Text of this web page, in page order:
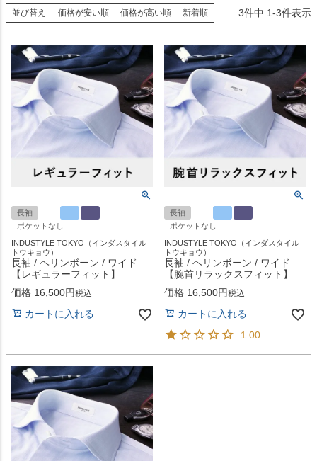
並び替え 価格が安い順 価格が高い順 新着順 3件中 1-3件表示
長袖
ポケットなし
INDUSTYLE TOKYO（インダスタイル
トウキョウ）
長袖 / ヘリンボーン / ワイド
【レギュラーフィット】
価格 16,500 税込
カートに入れる
長袖
ポケットなし
INDUSTYLE TOKYO（インダスタイル
トウキョウ）
長袖 / ヘリンボーン / ワイド
【腕首リラックスフィット】
価格 16,500 税込
カートに入れる
1.00